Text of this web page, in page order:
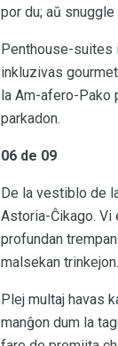
por du; aŭ
Penthouse-suites
inkluzivas
la Am-afero-Pako
parkadon.
06 de 09
De la vestiblo de
Astoria-Ĉikago. Vi
profundan
malsekan trinkejon.
Plej multaj havas
manĝon dum la